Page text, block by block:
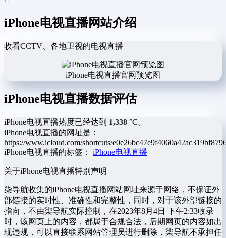
iPhone电视直播网站介绍
收看CCTV、各地卫视的电视直播
iPhone电视直播官网预览图
iPhone电视直播数据评估
iPhone电视直播热度已经达到 1,338 °C。
iPhone电视直播的网址是：
https://www.icloud.com/shortcuts/
iPhone电视直播的标签： iPhone电视直播
关于iPhone电视直播特别声明
柒导航收集的iPhone电视直播网站网址来源于网络，不保证外
部链接的实时性、准确性和完整性，同时，对于该外部链接的
指向，不由柒导航实际控制，在2023年8月4日 下午2:33收录
时，该网页上的内容，都属于合规合法，后期网页的内容如出
现违规，可以直接联系网站管理员进行删除，柒导航不承担任